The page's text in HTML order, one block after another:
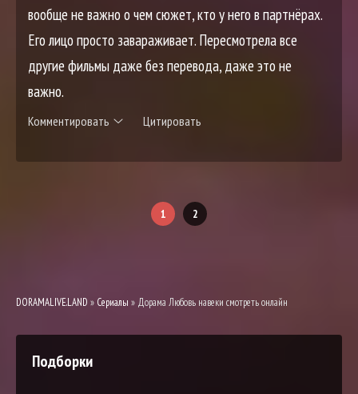
вообще не важно о чем сюжет, кто у него в партнёрах.
Его лицо просто завараживает. Пересмотрела все
другие фильмы даже без перевода, даже это не
важно.
Комментировать Цитировать
1 2
DORAMALIVE.LAND » Сериалы » Дорама Любовь навеки смотреть онлайн
Подборки